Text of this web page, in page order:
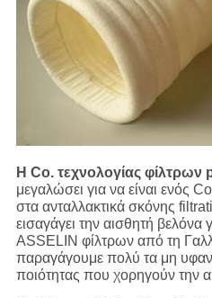
Η Co. τεχνολογίας
μεγαλώσει για να είναι ενός
στα ανταλλακτικά σκόνης
εισαγάγει την αισθητή
ASSELIN φίλτρων από τη
παραγάγουμε πολύ τα μη
ποιότητας που χορηγούν την